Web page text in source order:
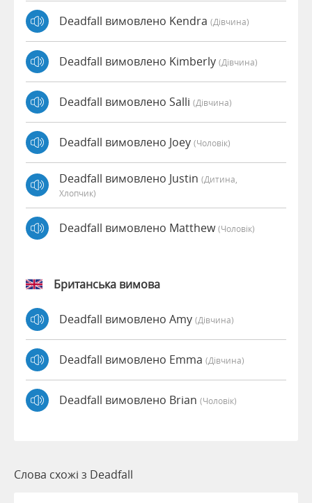
Deadfall вимовлено Kendra (дівчина)
Deadfall вимовлено Kimberly (дівчина)
Deadfall вимовлено Salli (дівчина)
Deadfall вимовлено Joey (чоловік)
Deadfall вимовлено Justin (дитина,
Хлопчик)
Deadfall вимовлено Matthew(чоловік)
Британська вимова
Deadfall вимовлено Amy (дівчина)
Deadfall вимовлено Emma (дівчина)
Deadfall вимовлено Brian (чоловік)
Слова схожі з Deadfall